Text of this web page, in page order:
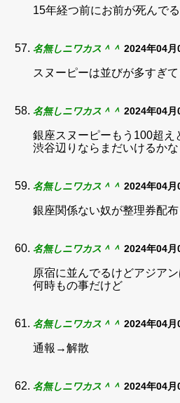
15年経つ前にお前が死んで
名無しニワカス＾＾ 2024年04
スヌーピーは並びが多すぎ
名無しニワカス＾＾ 2024年04
銀座スヌーピーもう100超え
渋谷辺りならまだいけるかな
名無しニワカス＾＾ 2024年04
銀座関係ない奴が整理券配
名無しニワカス＾＾ 2024年04
原宿に並んでるけどアジア
何時もの事だけど
名無しニワカス＾＾ 2024年04
通報→解散
名無しニワカス＾＾ 2024年04